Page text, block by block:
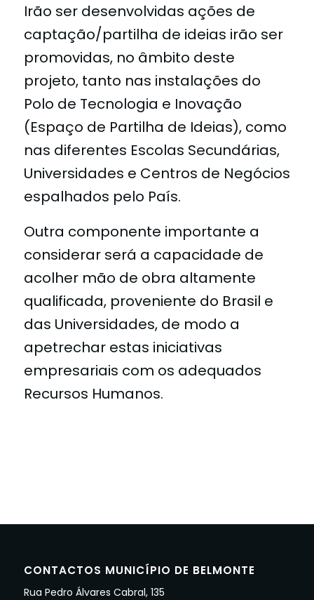
Irão ser desenvolvidas ações de
captação/partilha de ideias irão ser
promovidas, no âmbito deste
projeto, tanto nas instalações do
Polo de Tecnologia e Inovação
(Espaço de Partilha de Ideias), como
nas diferentes Escolas Secundárias,
Universidades e Centros de Negócios
espalhados pelo País.
Outra componente importante a
considerar será a capacidade de
acolher mão de obra altamente
qualificada, proveniente do Brasil e
das Universidades, de modo a
apetrechar estas iniciativas
empresariais com os adequados
Recursos Humanos.
CONTACTOS MUNICÍPIO DE BELMONTE
Rua Pedro Álvares Cabral, 135